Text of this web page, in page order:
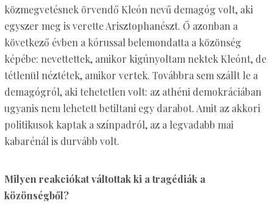
közmegvetésnek örvendő Kleón nevű demagóg volt, aki
egyszer meg is verette Arisztophanészt. Ő azonban a
következő évben a kórussal belemondatta a közönség
képébe: nevettettek, amikor kigúnyoltam nektek Kleónt, de
tétlenül néztétek, amikor vertek. Továbbra sem szállt le a
demagógról, aki tehetetlen volt: az athéni demokráciában
ugyanis nem lehetett betiltani egy darabot. Amit az akkori
politikusok kaptak a színpadról, az a legvadabb mai
kabarénál is durvább volt.
Milyen reakciókat váltottak ki a tragédiák a
közönségből?